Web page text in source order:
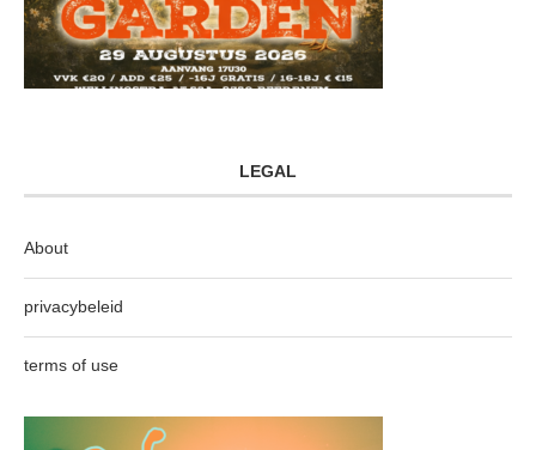
LEGAL
About
privacybeleid
terms of use